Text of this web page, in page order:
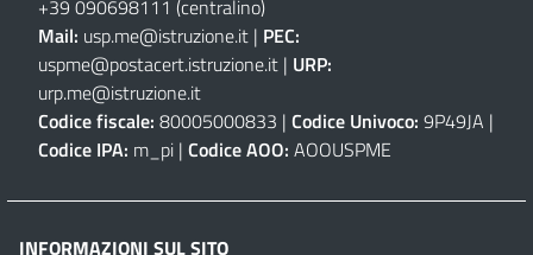
+39 090698111 (centralino)
Mail: usp.me@istruzione.it | PEC:
uspme@postacert.istruzione.it | URP:
urp.me@istruzione.it
Codice fiscale: 80005000833 | Codice Univoco: 9P49JA |
Codice IPA: m_pi | Codice AOO: AOOUSPME
INFORMAZIONI SUL SITO